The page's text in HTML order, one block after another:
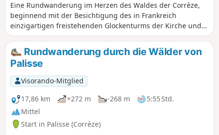
Eine Rundwanderung im Herzen des Waldes der Corrèze,
beginnend mit der Besichtigung des in Frankreich
einzigartigen freistehenden Glockenturms der Kirche und
der schmiedeeisernen Skulpturen, die das Denkmal
umgeben. Begeben Sie sich auf Entdeckungsreise durch
die Laub- und Nadelwälder, lauschen Sie den Geräuschen
der Bäume und Vögel und mit etwas Glück begegnen Sie
sogar Wildtieren.
Rundwanderung durch die Wälder von
Palisse
Visorando-Mitglied
17,86 km
+272 m -268 m
5:55 Std.
Mittel
Start in Palisse (Corrèze)